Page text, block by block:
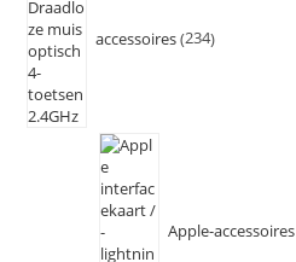
accessoires 234
Apple-accessoires